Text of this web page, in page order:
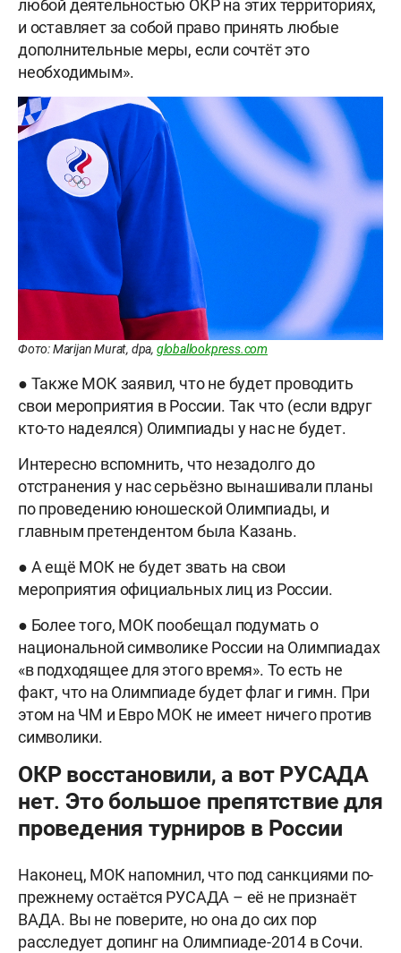
любой деятельностью ОКР на этих территориях,
и оставляет за собой право принять любые
дополнительные меры, если сочтёт это
необходимым».
Фото: Marijan Murat, dpa, globallookpress.com
● Также МОК заявил, что не будет проводить
свои мероприятия в России. Так что (если вдруг
кто-то надеялся) Олимпиады у нас не будет.
Интересно вспомнить, что незадолго до
отстранения у нас серьёзно вынашивали планы
по проведению юношеской Олимпиады, и
главным претендентом была Казань.
● А ещё МОК не будет звать на свои
мероприятия официальных лиц из России.
● Более того, МОК пообещал подумать о
национальной символике России на Олимпиадах
«в подходящее для этого время». То есть не
факт, что на Олимпиаде будет флаг и гимн. При
этом на ЧМ и Евро МОК не имеет ничего против
символики.
ОКР восстановили, а вот РУСАДА
нет. Это большое препятствие для
проведения турниров в России
Наконец, МОК напомнил, что под санкциями по-
прежнему остаётся РУСАДА – её не признаёт
ВАДА. Вы не поверите, но она до сих пор
расследует допинг на Олимпиаде-2014 в Сочи.